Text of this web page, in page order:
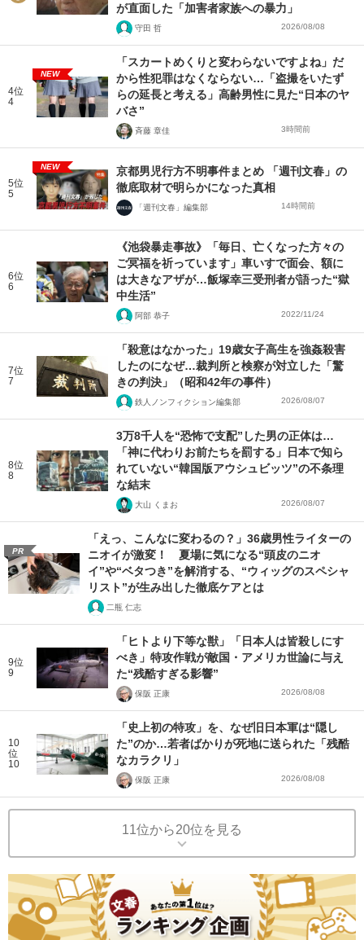
が直面した「加害者家族への暴力」
守田 哲 2026/08/08
4位
4
NEW
「スカートめくりと変わらないですよね」だ
から性犯罪はなくならない…「盗撮をいたず
らの延長と考える」高齢男性に見た“日本のヤ
バさ”
斉藤 章佳 3時間前
5位
5
NEW
京都男児行方不明事件まとめ 「週刊文春」の
徹底取材で明らかになった真相
「週刊文春」編集部 14時間前
6位
6
《池袋暴走事故》「毎日、亡くなった方々の
ご冥福を祈っています」車いすで面会、額に
は大きなアザが…飯塚幸三受刑者が語った“獄
中生活”
阿部 恭子 2022/11/24
7位
7
「殺意はなかった」19歳女子高生を強姦殺害
したのになぜ…裁判所と検察が対立した「驚
きの判決」（昭和42年の事件）
鉄人ノンフィクション編集部 2026/08/07
8位
8
3万8千人を“恐怖で支配”した男の正体は…
「神に代わりお前たちを罰する」日本で知ら
れていない“韓国版アウシュビッツ”の不条理
な結末
大山 くまお 2026/08/07
PR
「えっ、こんなに変わるの？」36歳男性ライターの
ニオイが激変！ 夏場に気になる“頭皮のニオ
イ”や“ベタつき”を解消する、“ウィッグのスペシャ
リスト”が生み出した徹底ケアとは
二瓶 仁志
9位
9
「ヒトより下等な獣」「日本人は皆殺しにす
べき」特攻作戦が敵国・アメリカ世論に与え
た“残酷すぎる影響”
保阪 正康 2026/08/08
10
位
10
「史上初の特攻」を、なぜ旧日本軍は“隠し
た”のか…若者ばかりが死地に送られた「残酷
なカラクリ」
保阪 正康 2026/08/08
11位から20位を見る